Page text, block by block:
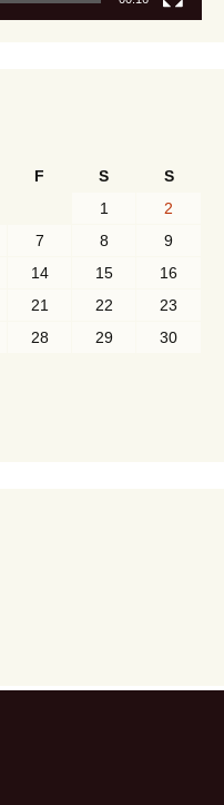
F S
S
1
2
7 8
9
14 15
16
21 22
23
28 29
30